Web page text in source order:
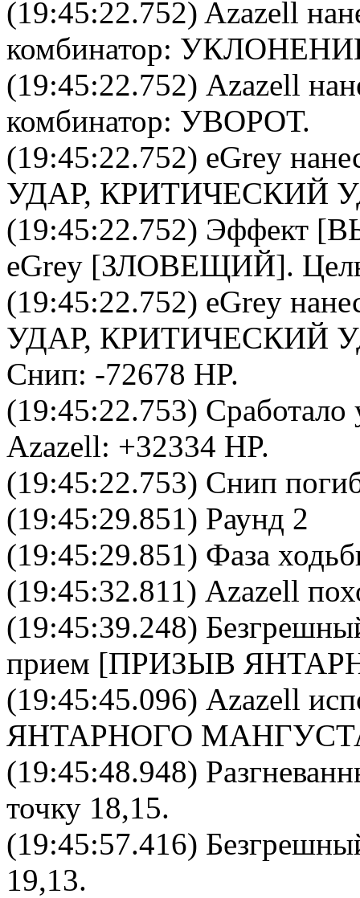
(19:45:22.752) Azazell
комбинатор:
(19:45:22.752) Azazell
комбинатор: УВОРОТ.
(19:45:22.752) eGrey
УДАР, КРИТИЧЕСКИЙ
(19:45:22.752)
eGrey [ЗЛОВЕЩИЙ].
(19:45:22.752) eGrey
УДАР, КРИТИЧЕСКИЙ
Снип: -72678 HP.
(19:45:22.753) Сработало
Azazell: +32334 HP.
(19:45:22.753) Снип
(19:45:29.851) Раунд 2
(19:45:29.851) Фаза
(19:45:32.811) Azazell
(19:45:39.248)
прием [ПРИЗЫВ
(19:45:45.096) Azazell
ЯНТАРНОГО
(19:45:48.948)
точку 18,15.
(19:45:57.416)
19,13.